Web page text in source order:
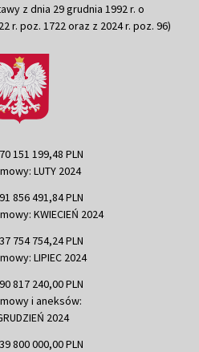
z dnia 29 grudnia 1992 r. o
r. poz. 1722 oraz z 2024 r. poz. 96)
151 199,48 PLN
LUTY 2024
856 491,84 PLN
KWIECIEŃ 2024
754 754,24 PLN
LIPIEC 2024
817 240,00 PLN
i aneksów:
2024
800 000,00 PLN